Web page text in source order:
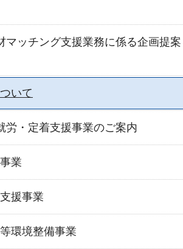
マッチング支援業務に係る企画提案
いて
労・定着支援事業のご案内
業
援事業
環境整備事業